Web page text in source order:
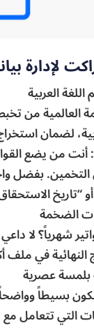
لإدارة
العربية
العالمية
لضمان
أنت من يضع
التخمين. بفضل
“تاريخ
الضخمة
شهرياً؟ لا
النهائية في
بلمسة عصرية
بسيطاً
التي تتعامل